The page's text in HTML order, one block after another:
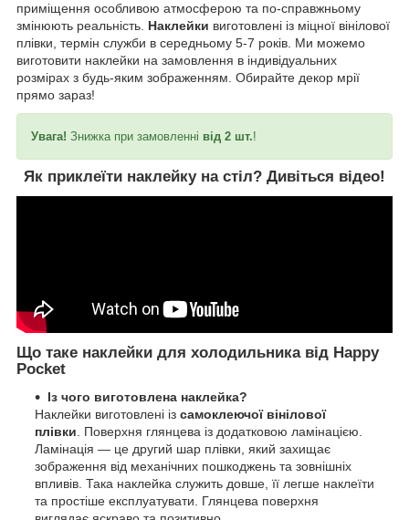
приміщення особливою атмосферою та по-справжньому
змінюють реальність. Наклейки виготовлені із міцної вінілової
плівки, термін служби в середньому 5-7 років. Ми можемо
виготовити наклейки на замовлення в індивідуальних
розмірах з будь-яким зображенням. Обирайте декор мрії
прямо зараз!
Увага! Знижка при замовленні від 2 шт.!
Як приклеїти наклейку на стіл? Дивіться відео!
Що таке наклейки для холодильника від Happy
Pocket
Із чого виготовлена наклейка?
Наклейки виготовлені із самоклеючої вінілової
плівки . Поверхня глянцева із додатковою ламінацією.
Ламінація — це другий шар плівки, який захищає
зображення від механічних пошкоджень та зовнішніх
впливів. Така наклейка служить довше, її легше наклеїти
та простіше експлуатувати. Глянцева поверхня